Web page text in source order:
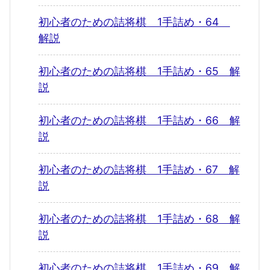
初心者のための詰将棋 1手詰め・64
解説
初心者のための詰将棋 1手詰め・65 解
説
初心者のための詰将棋 1手詰め・66 解
説
初心者のための詰将棋 1手詰め・67 解
説
初心者のための詰将棋 1手詰め・68 解
説